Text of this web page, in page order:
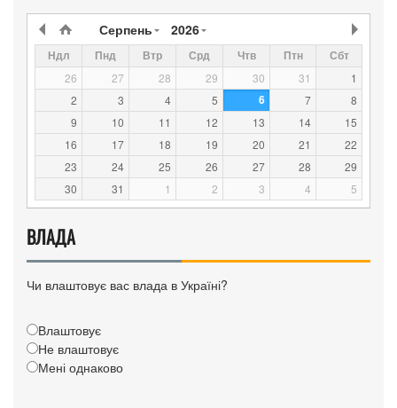
Серпень 2026
Ндл Пнд Втр Срд Чтв Птн Сбт
26 27 28 29 30 31
1
2
3 4 5 6 7
8
9
10 11 12 13 14
15
16
17 18 19 20 21
22
23
24 25 26 27 28
29
30
31 1 2 3 4 5
ВЛАДА
Чи влаштовує вас влада в Україні?
Влаштовує
Не влаштовує
Мені однаково